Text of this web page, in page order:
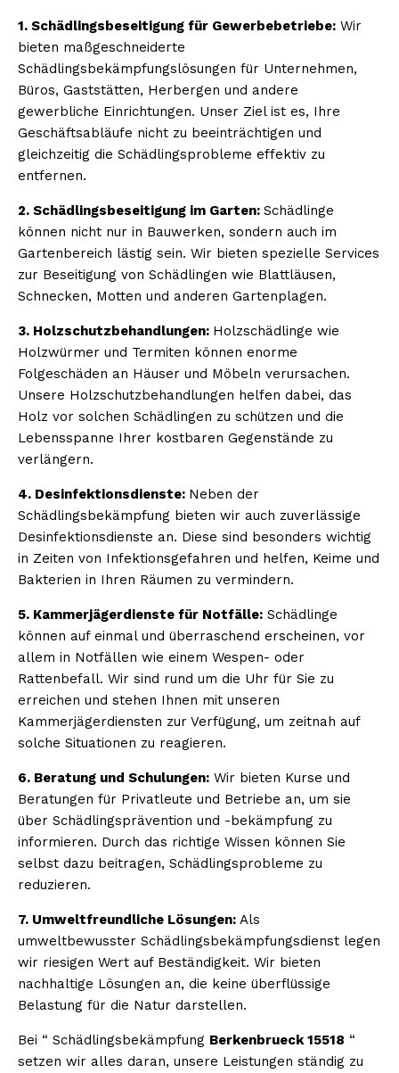
1. Schädlingsbeseitigung für Gewerbebetriebe: Wir
bieten maßgeschneiderte
Schädlingsbekämpfungslösungen für Unternehmen,
Büros, Gaststätten, Herbergen und andere
gewerbliche Einrichtungen. Unser Ziel ist es, Ihre
Geschäftsabläufe nicht zu beeinträchtigen und
gleichzeitig die Schädlingsprobleme effektiv zu
entfernen.
2. Schädlingsbeseitigung im Garten: Schädlinge
können nicht nur in Bauwerken, sondern auch im
Gartenbereich lästig sein. Wir bieten spezielle Services
zur Beseitigung von Schädlingen wie Blattläusen,
Schnecken, Motten und anderen Gartenplagen.
3. Holzschutzbehandlungen: Holzschädlinge wie
Holzwürmer und Termiten können enorme
Folgeschäden an Häuser und Möbeln verursachen.
Unsere Holzschutzbehandlungen helfen dabei, das
Holz vor solchen Schädlingen zu schützen und die
Lebensspanne Ihrer kostbaren Gegenstände zu
verlängern.
4. Desinfektionsdienste: Neben der
Schädlingsbekämpfung bieten wir auch zuverlässige
Desinfektionsdienste an. Diese sind besonders wichtig
in Zeiten von Infektionsgefahren und helfen, Keime und
Bakterien in Ihren Räumen zu vermindern.
5. Kammerjägerdienste für Notfälle: Schädlinge
können auf einmal und überraschend erscheinen, vor
allem in Notfällen wie einem Wespen- oder
Rattenbefall. Wir sind rund um die Uhr für Sie zu
erreichen und stehen Ihnen mit unseren
Kammerjägerdiensten zur Verfügung, um zeitnah auf
solche Situationen zu reagieren.
6. Beratung und Schulungen: Wir bieten Kurse und
Beratungen für Privatleute und Betriebe an, um sie
über Schädlingsprävention und -bekämpfung zu
informieren. Durch das richtige Wissen können Sie
selbst dazu beitragen, Schädlingsprobleme zu
reduzieren.
7. Umweltfreundliche Lösungen: Als
umweltbewusster Schädlingsbekämpfungsdienst legen
wir riesigen Wert auf Beständigkeit. Wir bieten
nachhaltige Lösungen an, die keine überflüssige
Belastung für die Natur darstellen.
Bei “ Schädlingsbekämpfung Berkenbrueck 15518 “
setzen wir alles daran, unsere Leistungen ständig zu